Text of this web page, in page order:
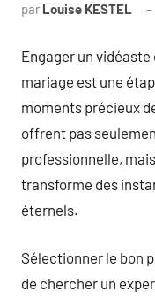
par Louise KESTEL
Engager un
mariage est une
moments précieux
offrent pas
professionnelle,
transforme des
éternels.
Sélectionner le bon
de chercher un